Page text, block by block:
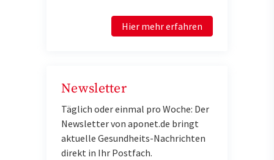
Hier mehr erfahren
Newsletter
Täglich oder einmal pro Woche: Der
Newsletter von aponet.de bringt
aktuelle Gesundheits-Nachrichten
direkt in Ihr Postfach.